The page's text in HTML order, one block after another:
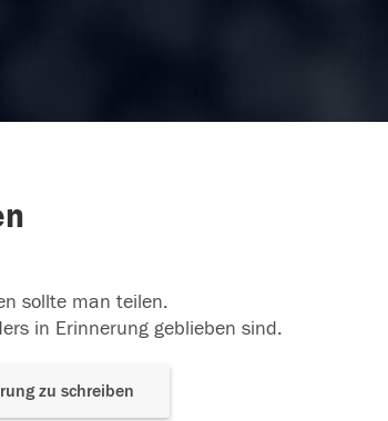
sollte man teilen.
in Erinnerung geblieben sind.
zu schreiben